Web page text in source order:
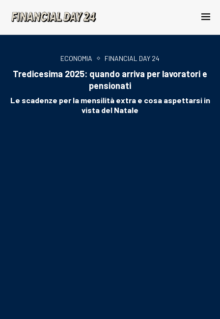
ECONOMIA FINANCIAL DAY 24
Tredicesima 2025: quando arriva per lavoratori e
pensionati
Le scadenze per la mensilità extra e cosa aspettarsi in
vista del Natale